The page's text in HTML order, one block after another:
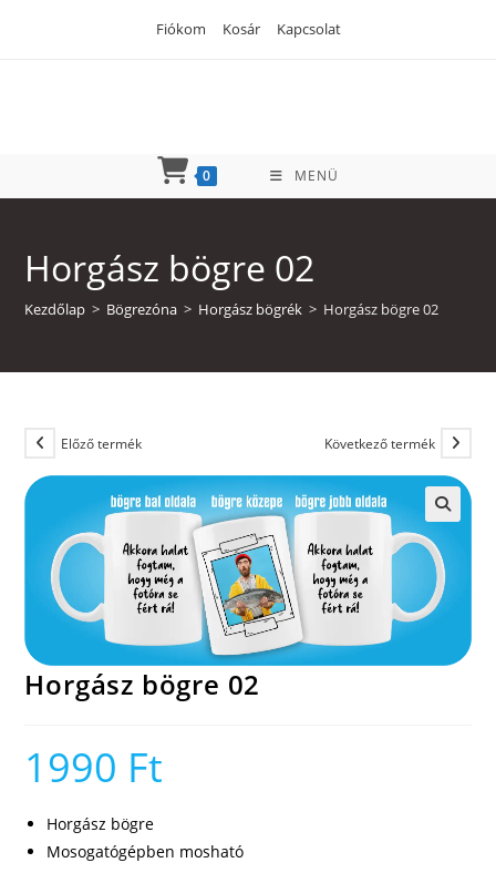
Fiókom Kosár Kapcsolat
0 MENÜ
Horgász bögre 02
Kezdőlap > Bögrezóna > Horgász bögrék > Horgász bögre 02
Előző termék Következő termék
Horgász bögre 02
1990 Ft
Horgász bögre
Mosogatógépben mosható